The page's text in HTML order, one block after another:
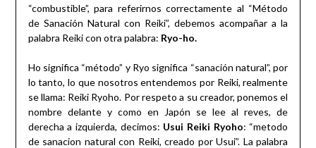
“combustible”, para referirnos correctamente al “Método
de Sanación Natural con Reiki”, debemos acompañar a la
palabra Reiki con otra palabra: Ryo-ho.
Ho significa “método” y Ryo significa “sanación natural”, por
lo tanto, lo que nosotros entendemos por Reiki, realmente
se llama: Reiki Ryoho. Por respeto a su creador, ponemos el
nombre delante y como en Japón se lee al reves, de
derecha a izquierda, decimos: Usui Reiki Ryoho: “metodo
de sanacion natural con Reiki, creado por Usui”. La palabra